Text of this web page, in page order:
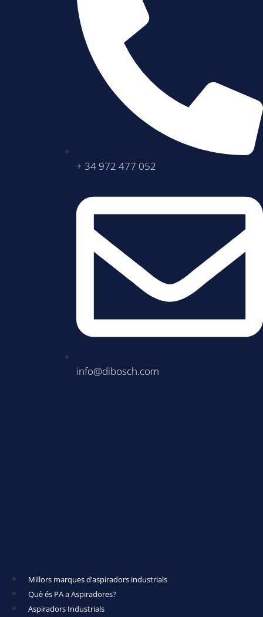
+ 34 972 477 052
info@dibosch.com
Millors marques d’aspiradors industrials
Què és PA a Aspiradores?
Aspiradors Industrials